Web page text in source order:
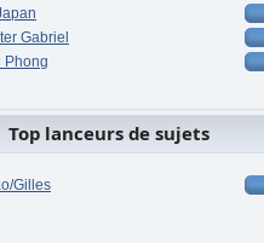
Gabriel
Phong
Top lanceurs de sujets
Gilles